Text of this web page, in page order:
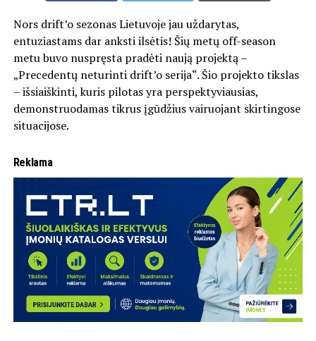
Nors drift’o sezonas Lietuvoje jau uždarytas,
entuziastams dar anksti ilsėtis! Šių metų off-season
metu buvo nuspręsta pradėti naują projektą –
„Precedentų neturinti drift’o serija“. Šio projekto tikslas
– išsiaiškinti, kuris pilotas yra perspektyviausias,
demonstruodamas tikrus įgūdžius vairuojant skirtingose
situacijose.
Reklama